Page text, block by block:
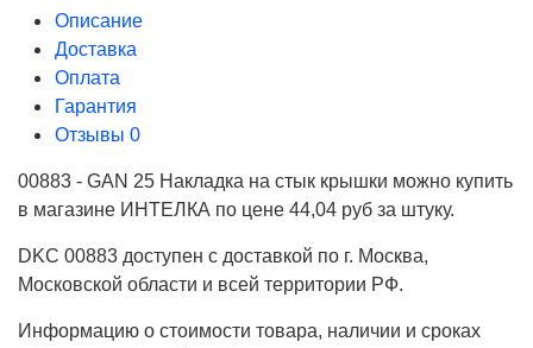
Описание
Доставка
Оплата
Гарантия
Отзывы 0
00883 - GAN 25 Накладка на стык крышки можно купить
в магазине ИНТЕЛКА по цене 44,04 руб за штуку.
DKC 00883 доступен с доставкой по г. Москва,
Московской области и всей территории РФ.
Информацию о стоимости товара, наличии и сроках